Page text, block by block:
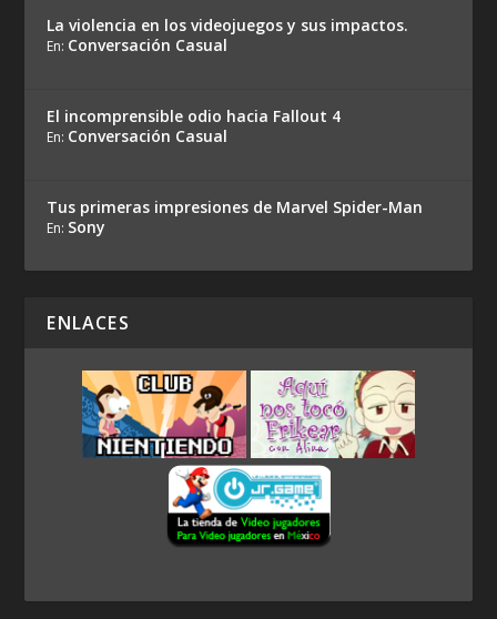
La violencia en los videojuegos y sus impactos.
En: Conversación Casual
El incomprensible odio hacia Fallout 4
En: Conversación Casual
Tus primeras impresiones de Marvel Spider-Man
En: Sony
ENLACES